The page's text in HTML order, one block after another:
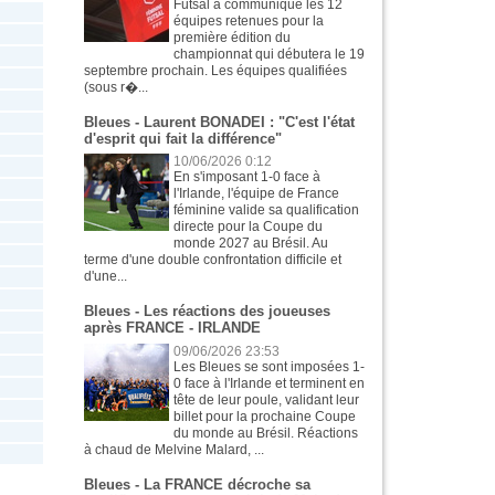
Futsal a communiqué les 12
équipes retenues pour la
première édition du
championnat qui débutera le 19
septembre prochain. Les équipes qualifiées
(sous r�...
Bleues - Laurent BONADEI : "C'est l'état
d'esprit qui fait la différence"
10/06/2026 0:12
En s'imposant 1-0 face à
l'Irlande, l'équipe de France
féminine valide sa qualification
directe pour la Coupe du
monde 2027 au Brésil. Au
terme d'une double confrontation difficile et
d'une...
Bleues - Les réactions des joueuses
après FRANCE - IRLANDE
09/06/2026 23:53
Les Bleues se sont imposées 1-
0 face à l'Irlande et terminent en
tête de leur poule, validant leur
billet pour la prochaine Coupe
du monde au Brésil. Réactions
à chaud de Melvine Malard, ...
Bleues - La FRANCE décroche sa